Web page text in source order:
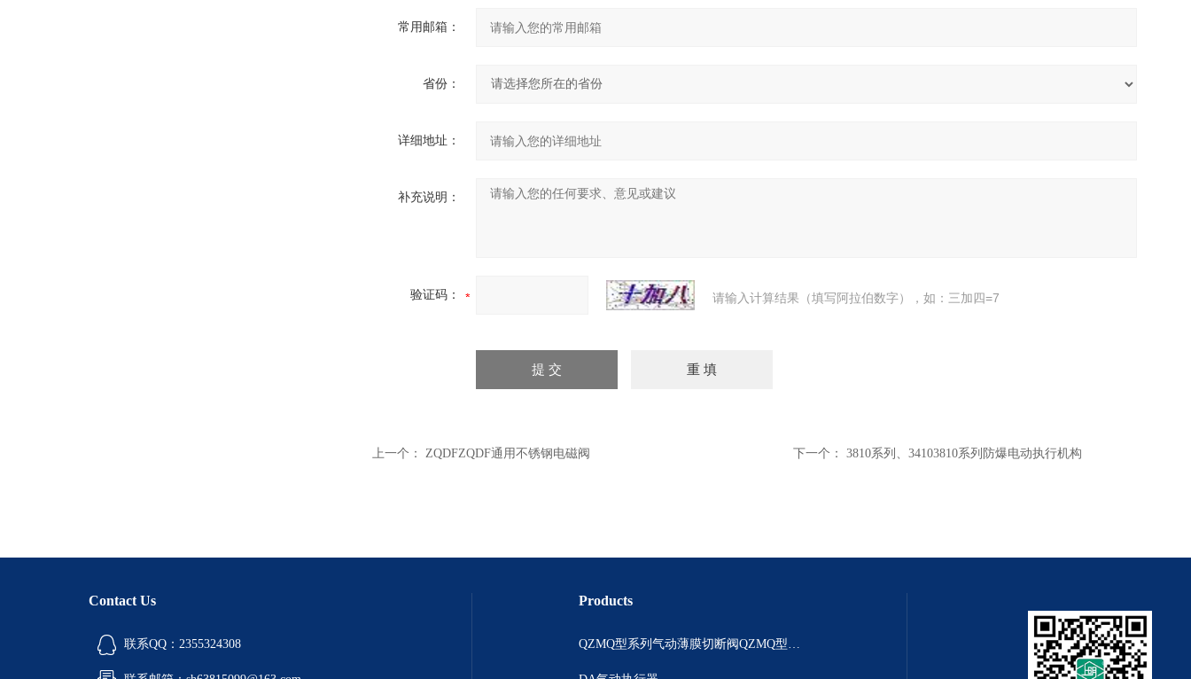
常用邮箱：
省份：
详细地址：
补充说明：
验证码： 请输入计算结果（填写阿拉伯数字），如：三加四=7
上一个： ZQDFZQDF通用不锈钢电磁阀 下一个： 3810系列、34103810系列防爆电动执行机构
Contact Us
联系QQ：2355324308
Products
QZMQ型系列气动薄膜切断阀QZMQ型系列气动薄膜切断阀